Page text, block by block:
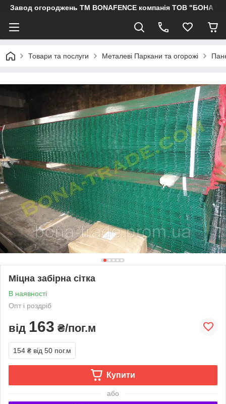
Завод огороджень ТМ BONAFENCE компанія ТОВ "БОНА
Товари та послуги Металеві Паркани та огорожі
Міцна забірна сітка
В наявності
Опт і роздріб
від 163 ₴/пог.м
154 ₴ від 50 пог.м
Купити
або